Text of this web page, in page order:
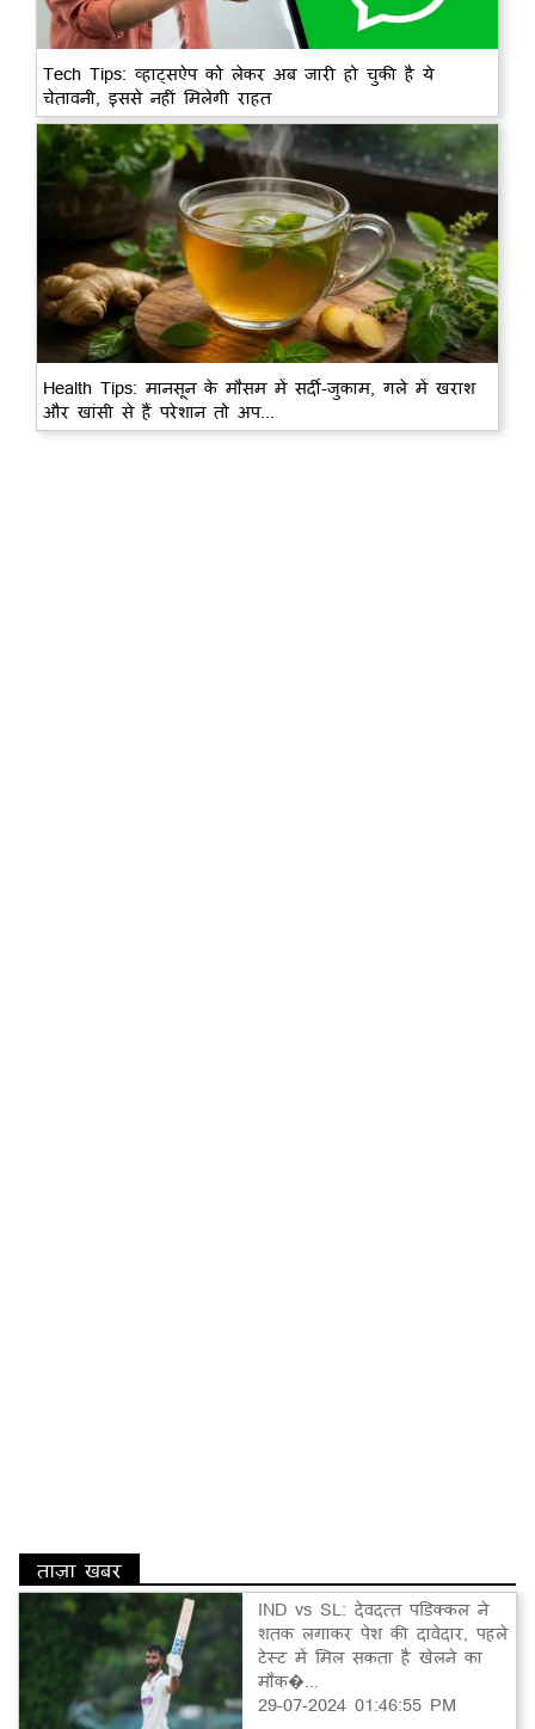
Tech Tips: व्हाट्सऐप को लेकर अब जारी हो चुकी है ये
चेतावनी, इससे नहीं मिलेगी राहत
Health Tips: मानसून के मौसम में सर्दी-जुकाम, गले में खराश
और खांसी से हैं परेशान तो अप...
ताज़ा खबर
IND vs SL: देवदत्त पडिक्कल ने
शतक लगाकर पेश की दावेदार, पहले
टेस्ट में मिल सकता है खेलने का
मौक�...
29-07-2024 01:46:55 PM